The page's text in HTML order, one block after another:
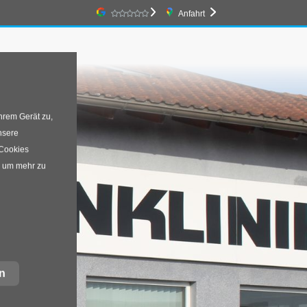
Gerät zu,
mehr zu
Google-Bewertung
Anfahrt